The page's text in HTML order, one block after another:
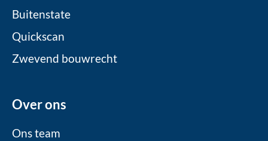
Buitenstate
Quickscan
Zwevend bouwrecht
Over ons
Ons team